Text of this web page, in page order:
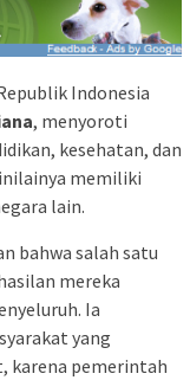
Indonesia
, menyoroti
kesehatan, dan
memiliki
lain.
bahwa salah satu
mereka
Ia
yang
karena pemerintah